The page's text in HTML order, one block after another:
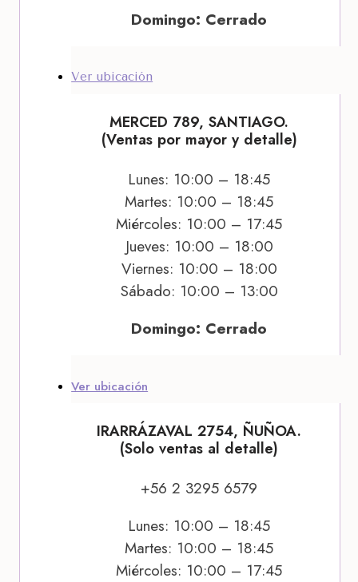
Domingo: Cerrado
Ver ubicación
MERCED 789, SANTIAGO.
(Ventas por mayor y detalle)
Lunes: 10:00 – 18:45
Martes: 10:00 – 18:45
Miércoles: 10:00 – 17:45
Jueves: 10:00 – 18:00
Viernes: 10:00 – 18:00
Sábado: 10:00 – 13:00
Domingo: Cerrado
Ver ubicación
IRARRÁZAVAL 2754, ÑUÑOA.
(Solo ventas al detalle)
+56 2 3295 6579
Lunes: 10:00 – 18:45
Martes: 10:00 – 18:45
Miércoles: 10:00 – 17:45